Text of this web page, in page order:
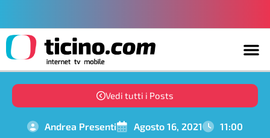
Vedi tutti i Posts
Andrea Presenti Agosto 16, 2021 11:00